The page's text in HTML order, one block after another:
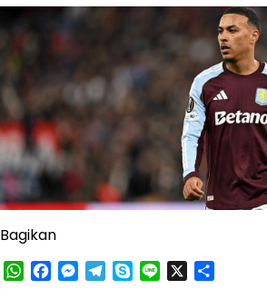
Bagikan
WhatsApp
Facebook
Messenger
Telegram
SkypeLine